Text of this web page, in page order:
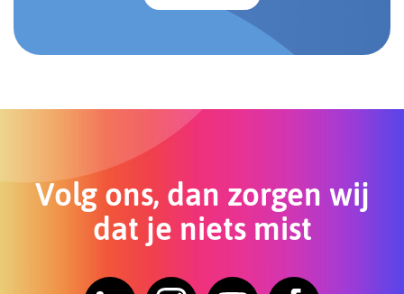
Volg ons, dan zorgen wij
dat je niets mist